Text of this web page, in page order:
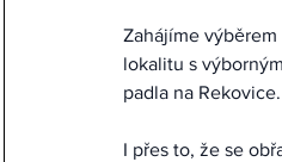
Zahájíme
lokalitu s
padla na Rekovice.
I přes to, že se